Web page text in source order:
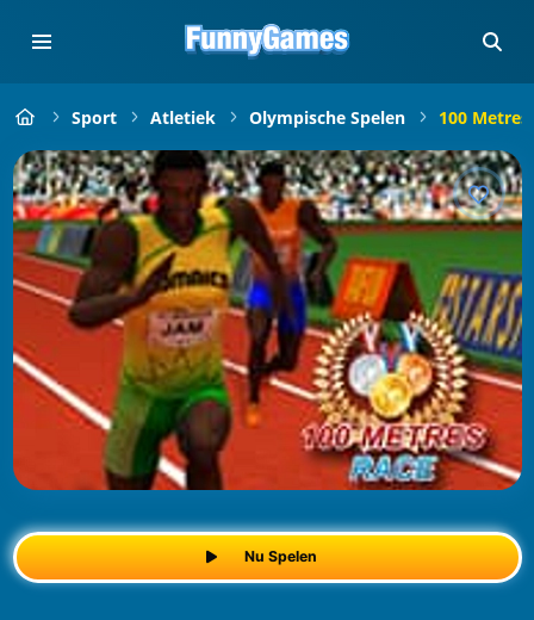
Sport Atletiek Olympische Spelen 100 Metres
Nu Spelen